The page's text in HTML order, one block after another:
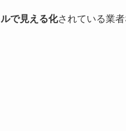
で見える化されている業者